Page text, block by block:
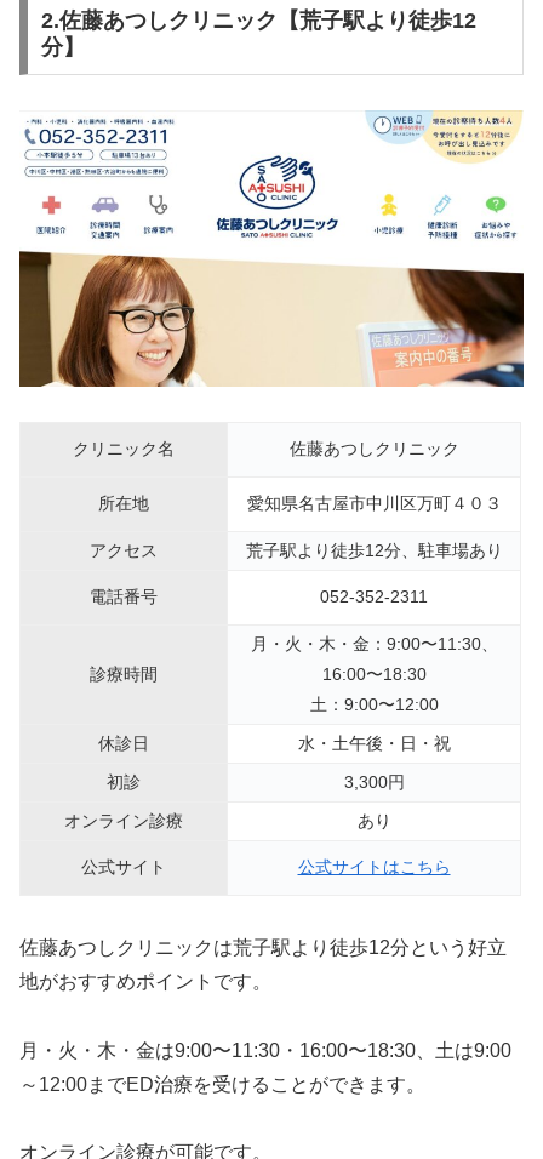
2.佐藤あつしクリニック【荒子駅より徒歩12
分】
クリニック名 佐藤あつしクリニック
所在地 愛知県名古屋市中川区万町４０３
アクセス 荒子駅より徒歩12分、駐車場あり
電話番号 052-352-2311
診療時間
月・火・木・金：9:00〜11:30、
16:00〜18:30
土：9:00〜12:00
休診日
水・土午後・日・祝
初診
3,300円
オンライン診療
あり
公式サイト 公式サイトはこちら
佐藤あつしクリニックは荒子駅より徒歩12分という好立
地がおすすめポイントです。
月・火・木・金は9:00〜11:30・16:00〜18:30、土は9:00
～12:00までED治療を受けることができます。
オンライン診療が可能です。